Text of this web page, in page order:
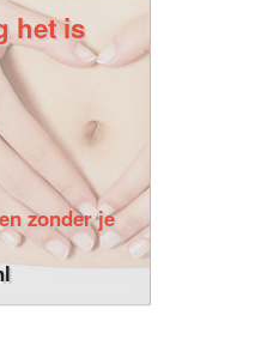
het is
zonder je